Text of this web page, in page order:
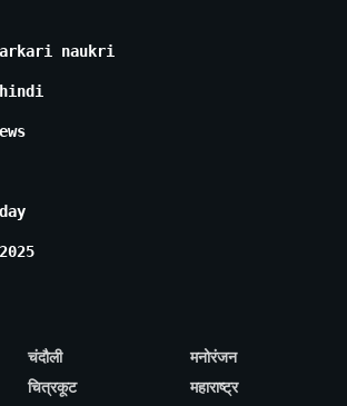
naukri
चंदौली
चित्रकूट
मनोरंजन
महाराष्ट्र